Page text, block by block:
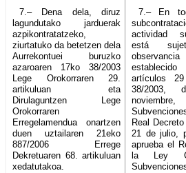
7.– Dena dela, diruz
lagundutako jarduerak
azpikontratatzeko,
ziurtatuko da betetzen dela
Aurrekontuei buruzko
azaroaren 17ko 38/2003
Lege Orokorraren 29.
artikuluan eta
Dirulaguntzen Lege
Orokorraren
Erregelamendua onartzen
duen uztailaren 21eko
887/2006 Errege
Dekretuaren 68. artikuluan
xedatutakoa.
7.– En
actividad
está
artículos
38/
Real
21 de julio,
aprueba el
la Ley